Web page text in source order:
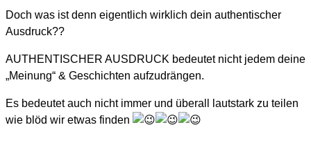
Doch was ist denn eigentlich wirklich dein authentischer
Ausdruck??
AUTHENTISCHER AUSDRUCK bedeutet nicht jedem deine
„Meinung“ & Geschichten aufzudrängen.
Es bedeutet auch nicht immer und überall lautstark zu teilen
wie blöd wir etwas finden